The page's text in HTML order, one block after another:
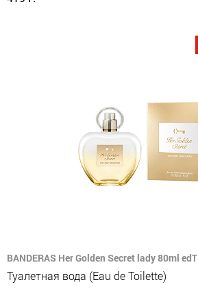
BANDERAS Her Golden Secret lady 80ml edT
Туалетная вода (Eau de Toilette)